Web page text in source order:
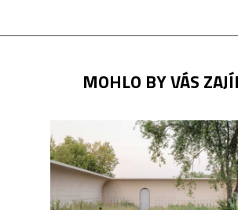
MOHLO BY VÁS